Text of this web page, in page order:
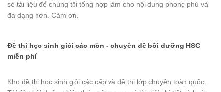
sẻ tài liệu để chúng tôi tổng hợp làm cho nội dung phong phú và
đa dạng hơn. Cảm ơn.
Đề thi học sinh giỏi các môn - chuyên đề bồi dưỡng HSG
miễn phí
Kho đề thi học sinh giỏi các cấp và đề thi lớp chuyên toàn quốc.